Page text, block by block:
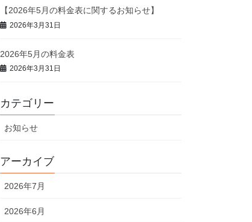
【2026年5月の料金表に関するお知らせ】
2026年3月31日
2026年5月の料金表
2026年3月31日
カテゴリー
お知らせ
アーカイブ
2026年7月
2026年6月